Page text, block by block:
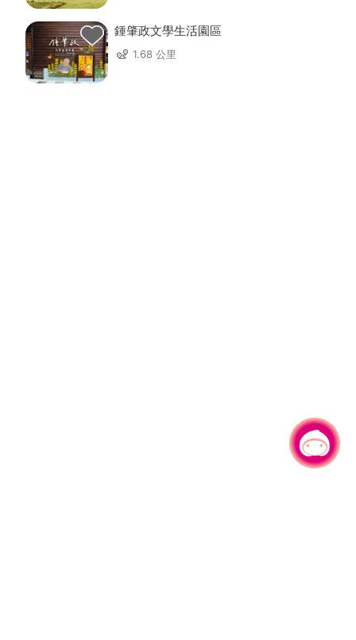
鍾肇政文學生活園區
1.68 公里